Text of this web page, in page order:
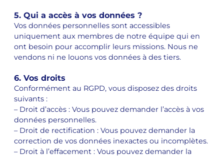
5. Qui a accès à vos données ?
Vos données personnelles sont accessibles
uniquement aux membres de notre équipe qui en
ont besoin pour accomplir leurs missions. Nous ne
vendons ni ne louons vos données à des tiers.
6. Vos droits
Conformément au RGPD, vous disposez des droits
suivants :
– Droit d’accès : Vous pouvez demander l’accès à vos
données personnelles.
– Droit de rectification : Vous pouvez demander la
correction de vos données inexactes ou incomplètes.
– Droit à l’effacement : Vous pouvez demander la